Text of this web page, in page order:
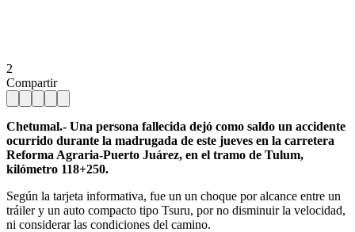
2
Compartir
Chetumal.- Una persona fallecida dejó como saldo un accidente
ocurrido durante la madrugada de este jueves en la carretera
Reforma Agraria-Puerto Juárez, en el tramo de Tulum,
kilómetro 118+250.
Según la tarjeta informativa, fue un un choque por alcance entre un
tráiler y un auto compacto tipo Tsuru, por no disminuir la velocidad,
ni considerar las condiciones del camino.